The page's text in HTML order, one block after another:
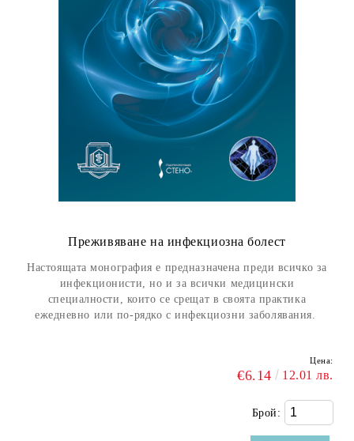
Преживяванe на инфекциозна болест
Настоящата монография е предназначена преди всичко за
инфекционисти, но и за всички медицински
специалности, които се срещат в своята практика
ежедневно или по-рядко с инфекциозни заболявания.
Цена:
€6.14 12.01 лв.
Брой: